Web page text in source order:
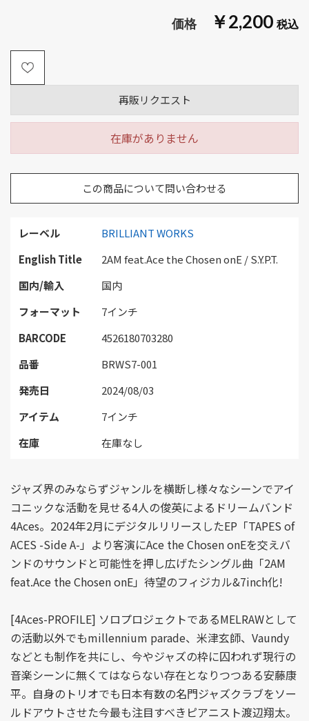
￥2,200
レーベル
BRILLIANT WORKS
English Title
2AM feat.Ace the Chosen onE / S.Y.P.T.
国内/輸入
国内
フォーマット
7インチ
BARCODE
4526180703280
品番
BRWS7-001
発売日
2024/08/03
アイテム
7インチ
在庫
在庫なし
再販リクエスト
在庫がありません
この商品について問い合わせる
ジャズ界のみならずジャンルを横断し様々なシーンでアイ
コニックな活動を見せる4人の俊英によるドリームバンド
4Aces。2024年2月にデジタルリリースしたEP「TAPES of
ACES -Side A-」より客演にAce the Chosen onEを交えバ
ンドのサウンドと可能性を押し広げたシングル曲「2AM
feat.Ace the Chosen onE」待望のフィジカル&7inch化!
[4Aces-PROFILE] ソロプロジェクトであるMELRAWとして
の活動以外でもmillennium parade、米津玄師、Vaundy
などとも制作を共にし、今やジャズの枠に囚われず現行の
音楽シーンに無くてはならない存在となりつつある安藤康
平。自身のトリオでも日本有数の名門ジャズクラブをソー
ルドアウトさせた今最も注目すべきピアニスト渡辺翔太。